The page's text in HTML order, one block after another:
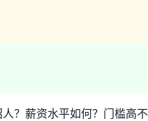
？薪资水平如何？门槛高不